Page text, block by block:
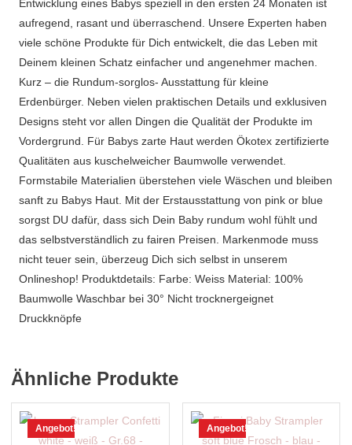
Entwicklung eines Babys speziell in den ersten 24 Monaten ist
aufregend, rasant und überraschend. Unsere Experten haben
viele schöne Produkte für Dich entwickelt, die das Leben mit
Deinem kleinen Schatz einfacher und angenehmer machen.
Kurz – die Rundum-sorglos- Ausstattung für kleine
Erdenbürger. Neben vielen praktischen Details und exklusiven
Designs steht vor allen Dingen die Qualität der Produkte im
Vordergrund. Für Babys zarte Haut werden Ökotex zertifizierte
Qualitäten aus kuschelweicher Baumwolle verwendet.
Formstabile Materialien überstehen viele Wäschen und bleiben
sanft zu Babys Haut. Mit der Erstausstattung von pink or blue
sorgst DU dafür, dass sich Dein Baby rundum wohl fühlt und
das selbstverständlich zu fairen Preisen. Markenmode muss
nicht teuer sein, überzeug Dich sich selbst in unserem
Onlineshop! Produktdetails: Farbe: Weiss Material: 100%
Baumwolle Waschbar bei 30° Nicht trocknergeignet
Druckknöpfe
Ähnliche Produkte
Angebot! Angebot!